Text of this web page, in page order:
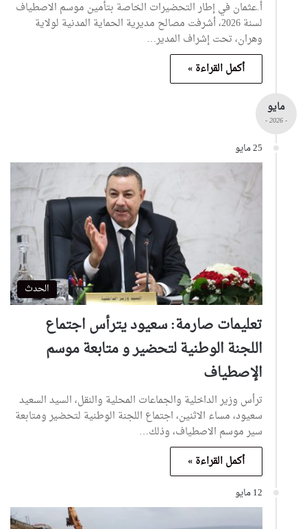
أ.عثمان في إطار التحضيرات الخاصة بتأمين موسم الاصطياف
لسنة 2026، أشرفت مصالح مديرية الحماية المدنية لولاية
وهران، تحت إشراف المدير…
أكمل القراءة »
مايو
- 2026 -
25 مايو
الحدث
تعليمات صارمة: سعيود يترأس اجتماع
اللجنة الوطنية لتحضير و متابعة موسم
الإصطياف
ترأس وزير الداخلية والجماعات المحلية والنقل، السيد السعيد
سعيود، مساء الاثنين، اجتماع اللجنة الوطنية لتحضير ومتابعة
سير موسم الاصطياف، وذلك…
أكمل القراءة »
12 مايو